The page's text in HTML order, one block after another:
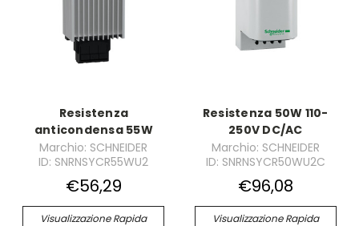
Resistenza
anticondensa 55W
Marchio: SCHNEIDER
ID: SNRNSYCR55WU2
€56,29
Visualizzazione Rapida
Resistenza 50W 110-
250V DC/AC
Marchio: SCHNEIDER
ID: SNRNSYCR50WU2C
€96,08
Visualizzazione Rapida